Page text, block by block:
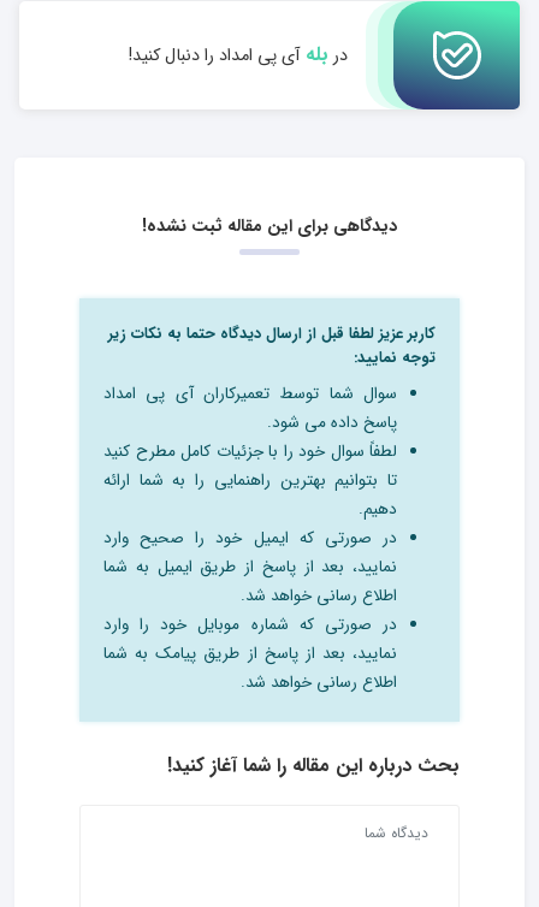
در بلهآی پی امداد را دنبال کنید!
دیدگاهی برای این مقاله ثبت نشده!
کاربر عزیز لطفا قبل از ارسال دیدگاه حتما به نکات زیر
توجه نمایید:
سوال شما توسط تعمیرکاران آی پی امداد
پاسخ داده می شود.
لطفاً سوال خود را با جزئیات کامل مطرح کنید
تا بتوانیم بهترین راهنمایی را به شما ارائه
دهیم.
در صورتی که ایمیل خود را صحیح وارد
نمایید، بعد از پاسخ از طریق ایمیل به شما
اطلاع رسانی خواهد شد.
در صورتی که شماره موبایل خود را وارد
نمایید، بعد از پاسخ از طریق پیامک به شما
اطلاع رسانی خواهد شد.
بحث درباره این مقاله را شما آغاز کنید!